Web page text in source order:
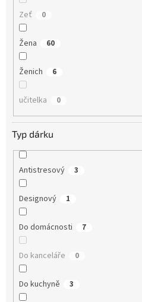
Zeť 0
Žena 60
Ženich 6
učitelka 0
Typ dárku
Antistresový 3
Designový 1
Do domácnosti 7
Do kanceláře 0
Do kuchyně 3